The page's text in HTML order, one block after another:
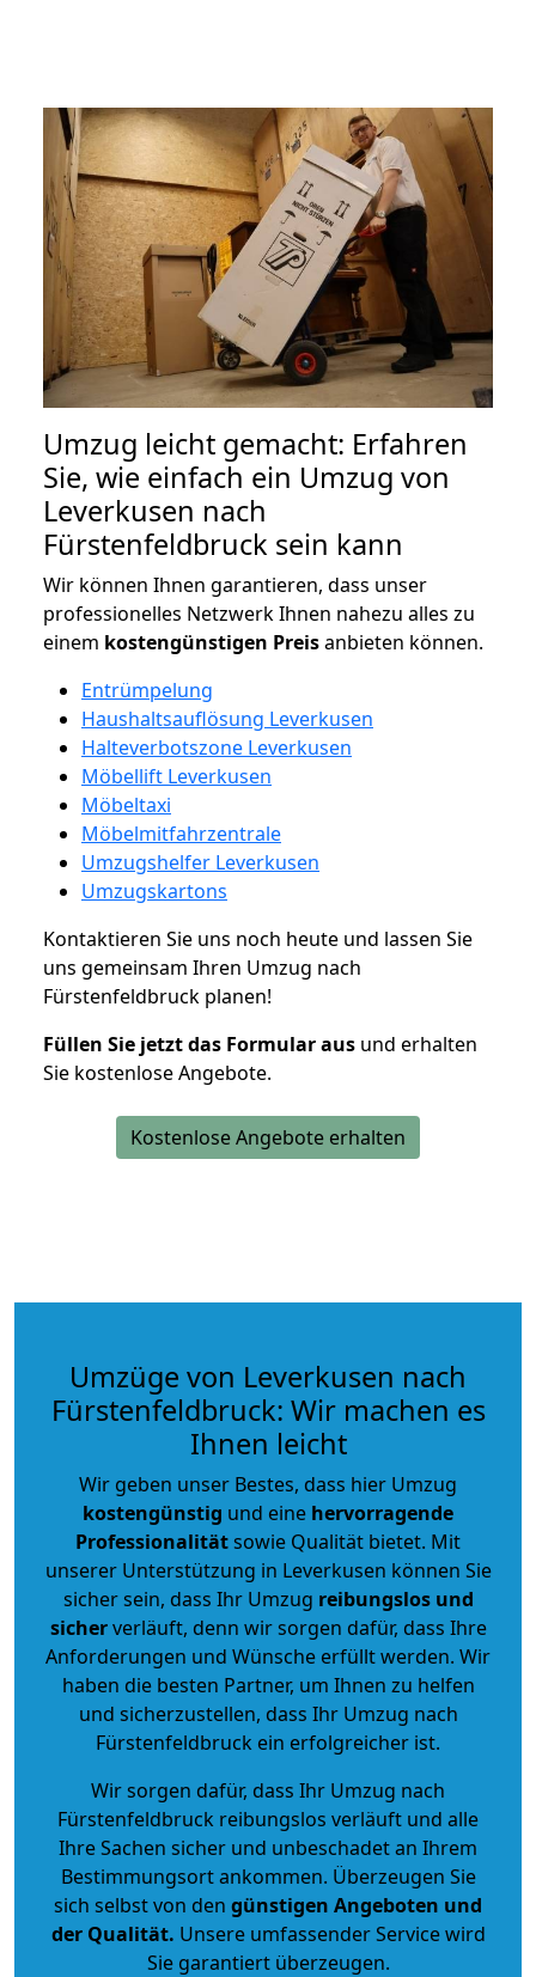
Umzug leicht gemacht: Erfahren
Sie, wie einfach ein Umzug von
Leverkusen nach
Fürstenfeldbruck sein kann
Wir können Ihnen garantieren, dass unser
professionelles Netzwerk Ihnen nahezu alles zu
einem kostengünstigen Preisanbieten können.
Entrümpelung
Haushaltsauflösung Leverkusen
Halteverbotszone Leverkusen
Möbellift Leverkusen
Möbeltaxi
Möbelmitfahrzentrale
Umzugshelfer Leverkusen
Umzugskartons
Kontaktieren Sie uns noch heute und lassen Sie
uns gemeinsam Ihren Umzug nach
Fürstenfeldbruck planen!
Füllen Sie jetzt das Formular aus und erhalten
Sie kostenlose Angebote.
Kostenlose Angebote erhalten
Umzüge von Leverkusen nach
Fürstenfeldbruck: Wir machen es
Ihnen leicht
Wir geben unser Bestes, dass hier Umzug
kostengünstig und eine hervorragende
Professionalitätsowie Qualität bietet. Mit
unserer Unterstützung in Leverkusen können Sie
sicher sein, dass Ihr Umzug reibungslos und
sicherverläuft, denn wir sorgen dafür, dass Ihre
Anforderungen und Wünsche erfüllt werden. Wir
haben die besten Partner, um Ihnen zu helfen
und sicherzustellen, dass Ihr Umzug nach
Fürstenfeldbruck ein erfolgreicher ist.
Wir sorgen dafür, dass Ihr Umzug nach
Fürstenfeldbruck reibungslos verläuft und alle
Ihre Sachen sicher und unbeschadet an Ihrem
Bestimmungsort ankommen. Überzeugen Sie
sich selbst von den günstigen Angeboten und
der Qualität. Unsere umfassender Service wird
Sie garantiert überzeugen.